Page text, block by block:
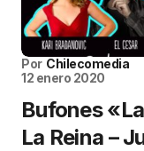
Por Chilecomedia
12 enero 2020
Bufones
La Reina –